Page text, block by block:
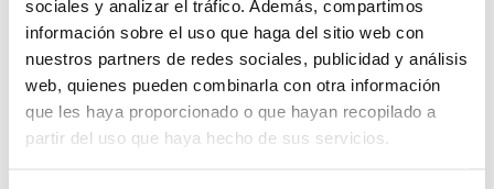
sociales y analizar el tráfico. Además, compartimos
información sobre el uso que haga del sitio web con
nuestros partners de redes sociales, publicidad y análisis
web, quienes pueden combinarla con otra información
que les haya proporcionado o que hayan recopilado a
partir del uso que haya hecho de sus servicios.